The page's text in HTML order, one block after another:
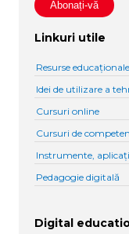
Linkuri utile
Resurse
Idei de utilizare a
Cursuri online
Cursuri de
Instrumente,
Pedagogie digitală
Digital